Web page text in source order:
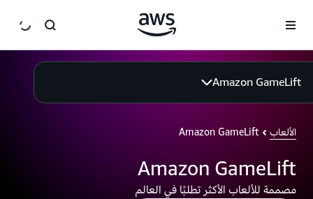
Amazon GameLift
الألعاب Amazon GameLift
Amazon GameLift
مصممة للألعاب الأكثر تطلبًا في العالم